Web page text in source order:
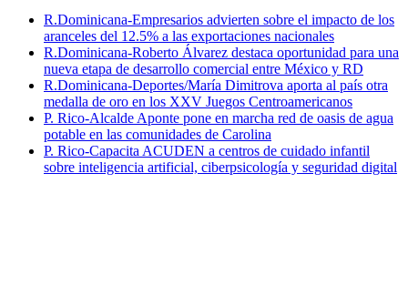
R.Dominicana-Empresarios advierten sobre el impacto de los
aranceles del 12.5% a las exportaciones nacionales
R.Dominicana-Roberto Álvarez destaca oportunidad para una
nueva etapa de desarrollo comercial entre México y RD
R.Dominicana-Deportes/María Dimitrova aporta al país otra
medalla de oro en los XXV Juegos Centroamericanos
P. Rico-Alcalde Aponte pone en marcha red de oasis de agua
potable en las comunidades de Carolina
P. Rico-Capacita ACUDEN a centros de cuidado infantil
sobre inteligencia artificial, ciberpsicología y seguridad digital